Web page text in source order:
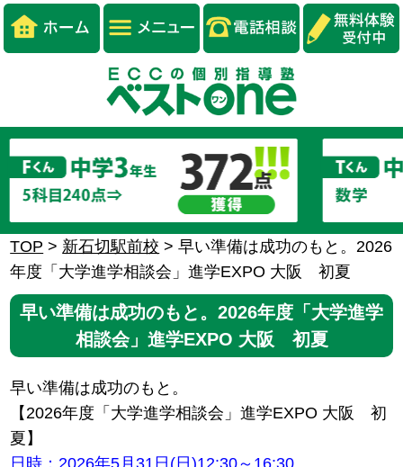
TOP > 新石切駅前校 >早い準備は成功のもと。2026
年度「大学進学相談会」進学EXPO 大阪 初夏
早い準備は成功のもと。2026年度「大学進学
相談会」進学EXPO 大阪 初夏
早い準備は成功のもと。
【2026年度「大学進学相談会」進学EXPO 大阪 初
夏】